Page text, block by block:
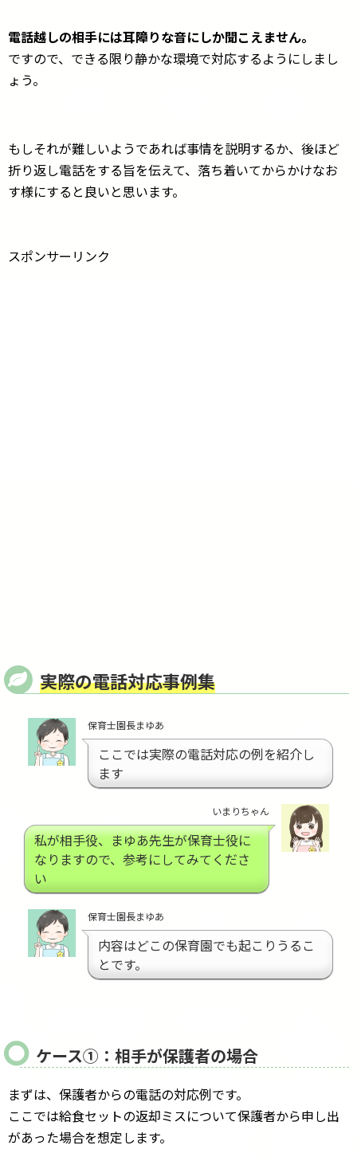
電話越しの相手には耳障りな音にしか聞こえません。
ですので、できる限り静かな環境で対応するようにしまし
ょう。
もしそれが難しいようであれば事情を説明するか、後ほど
折り返し電話をする旨を伝えて、落ち着いてからかけなお
す様にすると良いと思います。
スポンサーリンク
実際の電話対応事例集
保育士園長まゆあ
ここでは実際の電話対応の例を紹介し
ます
いまりちゃん
私が相手役、まゆあ先生が保育士役に
なりますので、参考にしてみてくださ
い
保育士園長まゆあ
内容はどこの保育園でも起こりうるこ
とです。
ケース①：相手が保護者の場合
まずは、保護者からの電話の対応例です。
ここでは給食セットの返却ミスについて保護者から申し出
があった場合を想定します。